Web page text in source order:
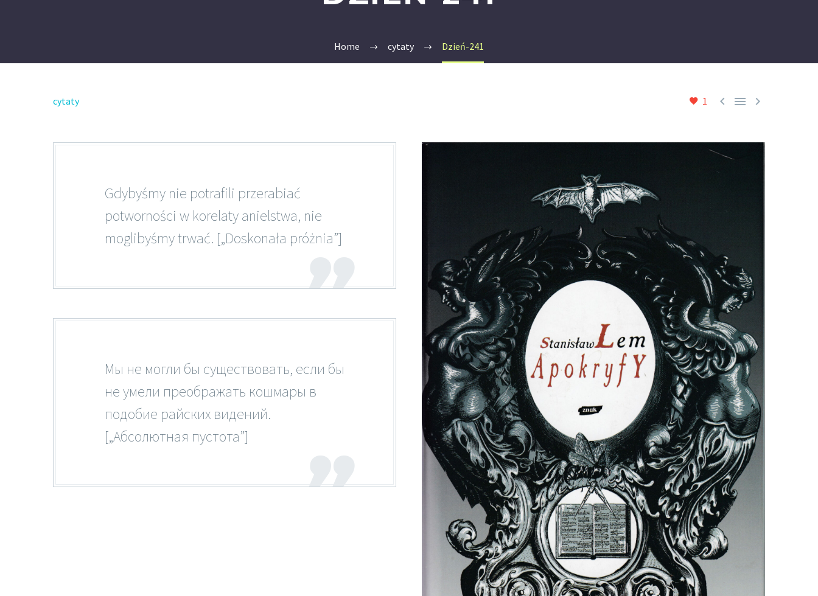
Home cytaty Dzień-241
1   
cytaty
Gdybyśmy nie potrafili przerabiać
potworności w korelaty anielstwa, nie
moglibyśmy trwać. [„Doskonała próżnia”]
Мы не могли бы существовать, если бы
не умели преображать кошмары в
подобие райских видений.
[„Абсолютная пустота”]